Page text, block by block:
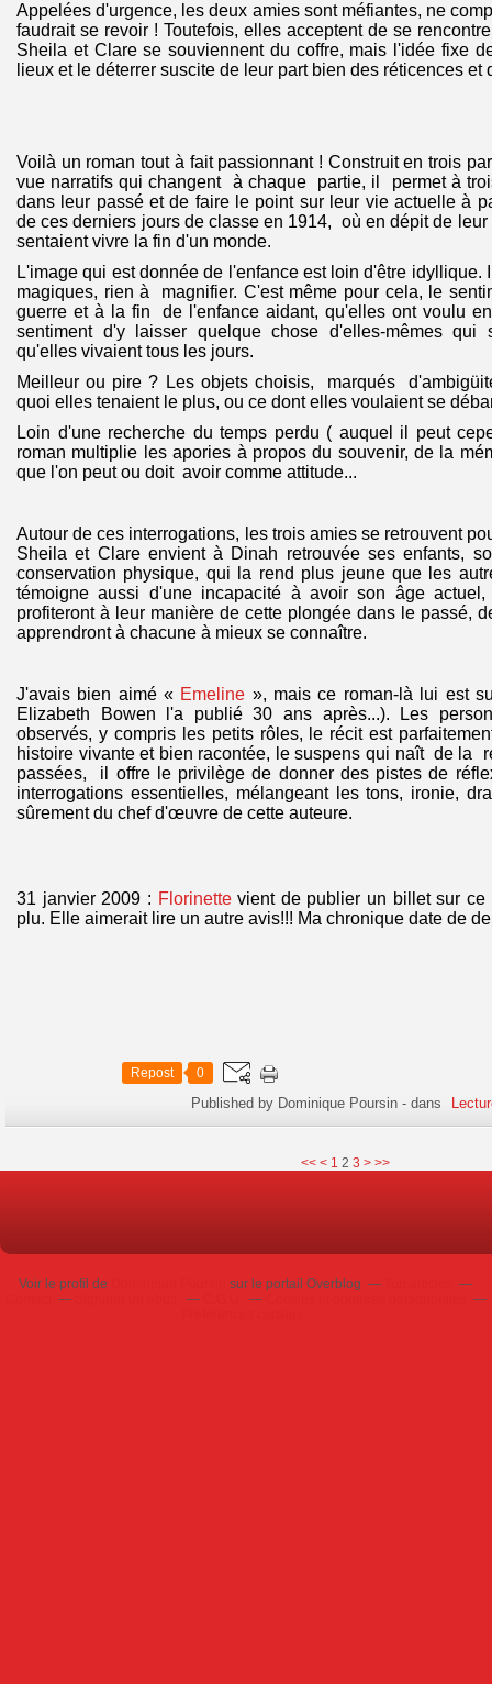
Appelées d'urgence, les deux amies sont méfiantes, ne
faudrait se revoir ! Toutefois, elles acceptent de se
Sheila et Clare se souviennent du coffre, mais l'idée fixe
lieux et le déterrer suscite de leur part bien des réticences et
Voilà un roman tout à fait passionnant ! Construit en trois
vue narratifs qui changent à chaque partie, il permet à
dans leur passé et de faire le point sur leur vie actuelle à
de ces derniers jours de classe en 1914, où en dépit de
sentaient vivre la fin d'un monde.
L'image qui est donnée de l'enfance est loin d'être idyllique.
magiques, rien à magnifier. C'est même pour cela, le
guerre et à la fin de l'enfance aidant, qu'elles ont voulu
sentiment d'y laisser quelque chose d'elles-mêmes qui
qu'elles vivaient tous les jours.
Meilleur ou pire ? Les objets choisis, marqués
quoi elles tenaient le plus, ou ce dont elles voulaient se
Loin d'une recherche du temps perdu ( auquel il peut
roman multiplie les apories à propos du souvenir, de la
que l'on peut ou doit avoir comme attitude...
Autour de ces interrogations, les trois amies se retrouvent
Sheila et Clare envient à Dinah retrouvée ses enfants,
conservation physique, qui la rend plus jeune que les
témoigne aussi d'une incapacité à avoir son âge
profiteront à leur manière de cette plongée dans le passé,
apprendront à chacune à mieux se connaître.
J'avais bien aimé « Emeline », mais ce roman-là lui est
Elizabeth Bowen l'a publié 30 ans après...). Les
observés, y compris les petits rôles, le récit est
histoire vivante et bien racontée, le suspens qui naît de la
passées, il offre le privilège de donner des pistes de
interrogations essentielles, mélangeant les tons, ironie,
sûrement du chef d'œuvre de cette auteure.
31 janvier 2009 : Florinettevient de publier un billet sur ce
plu. Elle aimerait lire un autre avis!!! Ma chronique date de
Repost 0
Published by Dominique Poursin -dans
<< < 1 2 3 > >>
Voir le profil de sur le portail Overblog